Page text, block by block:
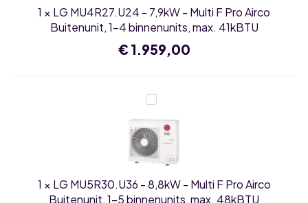
Airco
Buitenunit,
1-
4
binnenunits,
41kBTU
1 × LG MU4R27.U24 - 7,9kW - Multi F Pro Airco
Buitenunit, 1-4 binnenunits, max. 41kBTU
€ 1.959,00
LG
MU5R30.U36
-
8,8kW
-
Multi
F
Airco
Buitenunit,
1 × LG MU5R30.U36 - 8,8kW - Multi F Pro Airco
Buitenunit, 1-5 binnenunits, max. 48kBTU